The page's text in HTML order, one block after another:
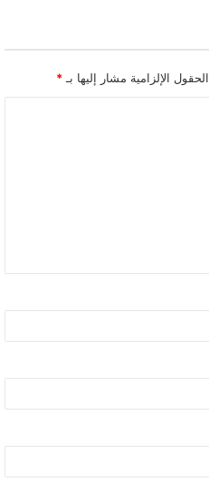
الحقول الإلزامية مشار إليها بـ *